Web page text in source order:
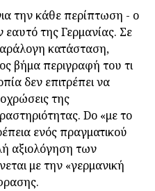
την κάθε περίπτωση - ο
εαυτό της Γερμανίας. Σε
κατάσταση,
βήμα περιγραφή του τι
δεν επιτρέπει να
της
Do «με το
ενός πραγματικού
αξιολόγηση των
με την «γερμανική